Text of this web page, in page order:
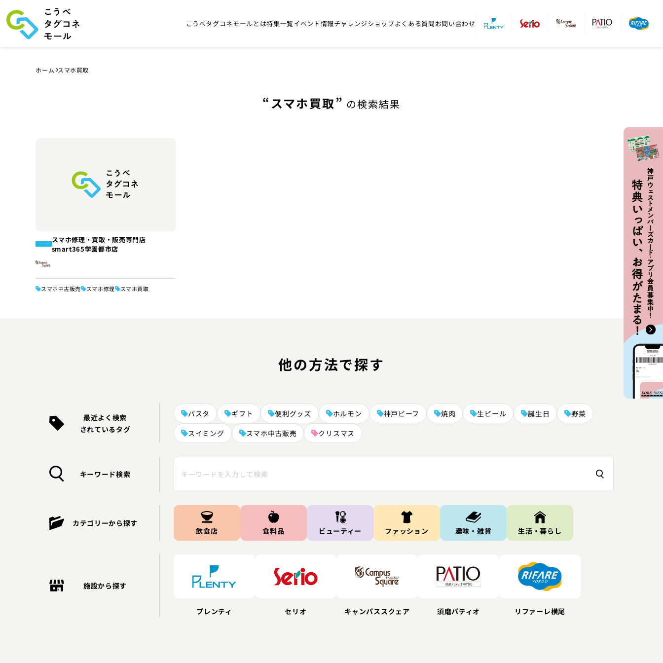
こうべタグコネモールとは特集一覧イベント情報チャレンジショップよくある質問お問い合わせ
ホーム スマホ買取
スマホ買取 の検索結果
スマホ修理・買取・販売専門店
smart365学園都市店
スマホ中古販売 スマホ修理 スマホ買取
他の方法で探す
最近よく検索
されているタグ
パスタ ギフト 便利グッズ ホルモン 神戸ビーフ 焼肉 生ビール 誕生日
野菜
スイミング
スマホ中古販売 クリスマス
キーワード検索
カテゴリーから探す
飲食店 食料品 ビューティー ファッション 趣味・雑貨 生活・暮らし
施設から探す
プレンティ セリオ キャンパススクェア 須磨パティオ リファーレ横尾